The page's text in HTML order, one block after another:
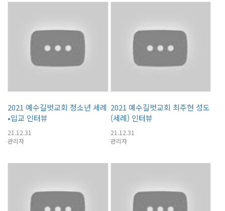
2021 예수길벗교회 청소년 세례
•입교 인터뷰
21.12.31
관리자
2021 예수길벗교회 최주현 성도
(세례) 인터뷰
21.12.31
관리자